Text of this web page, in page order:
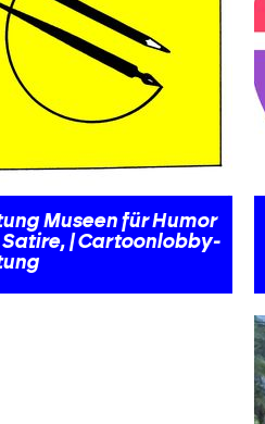
Museen für Humor
| Cartoonlobby-